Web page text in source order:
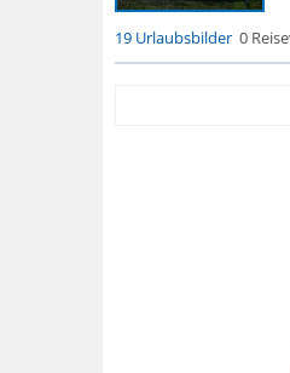
19 Urlaubsbilder 0